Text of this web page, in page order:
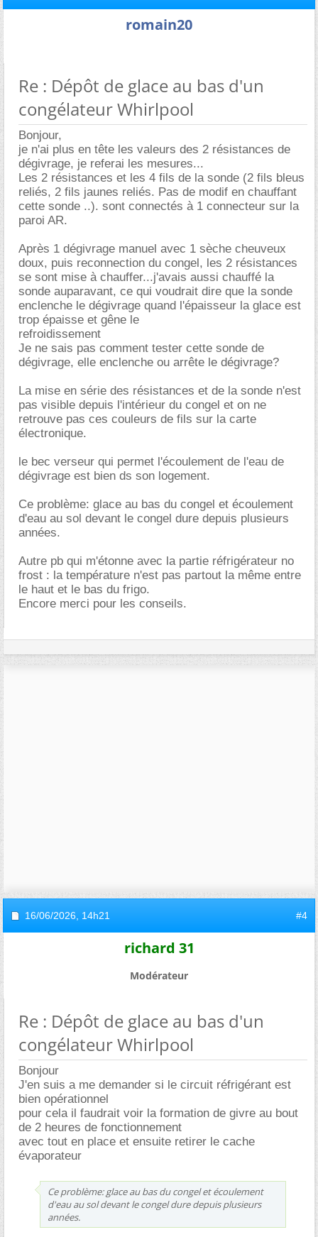
romain20
Re : Dépôt de glace au bas d'un
congélateur Whirlpool
Bonjour,
je n'ai plus en tête les valeurs des 2 résistances de
dégivrage, je referai les mesures...
Les 2 résistances et les 4 fils de la sonde (2 fils bleus
reliés, 2 fils jaunes reliés. Pas de modif en chauffant
cette sonde ..). sont connectés à 1 connecteur sur la
paroi AR.
Après 1 dégivrage manuel avec 1 sèche cheuveux
doux, puis reconnection du congel, les 2 résistances
se sont mise à chauffer...j'avais aussi chauffé la
sonde auparavant, ce qui voudrait dire que la sonde
enclenche le dégivrage quand l'épaisseur la glace est
trop épaisse et gêne le
refroidissement
Je ne sais pas comment tester cette sonde de
dégivrage, elle enclenche ou arrête le dégivrage?
La mise en série des résistances et de la sonde n'est
pas visible depuis l'intérieur du congel et on ne
retrouve pas ces couleurs de fils sur la carte
électronique.
le bec verseur qui permet l'écoulement de l'eau de
dégivrage est bien ds son logement.
Ce problème: glace au bas du congel et écoulement
d'eau au sol devant le congel dure depuis plusieurs
années.
Autre pb qui m'étonne avec la partie réfrigérateur no
frost : la température n'est pas partout la même entre
le haut et le bas du frigo.
Encore merci pour les conseils.
16/06/2026, 14h21 #4
richard 31
Modérateur
Re : Dépôt de glace au bas d'un
congélateur Whirlpool
Bonjour
J'en suis a me demander si le circuit réfrigérant est
bien opérationnel
pour cela il faudrait voir la formation de givre au bout
de 2 heures de fonctionnement
avec tout en place et ensuite retirer le cache
évaporateur
Ce problème: glace au bas du congel et écoulement
d'eau au sol devant le congel dure depuis plusieurs
années.